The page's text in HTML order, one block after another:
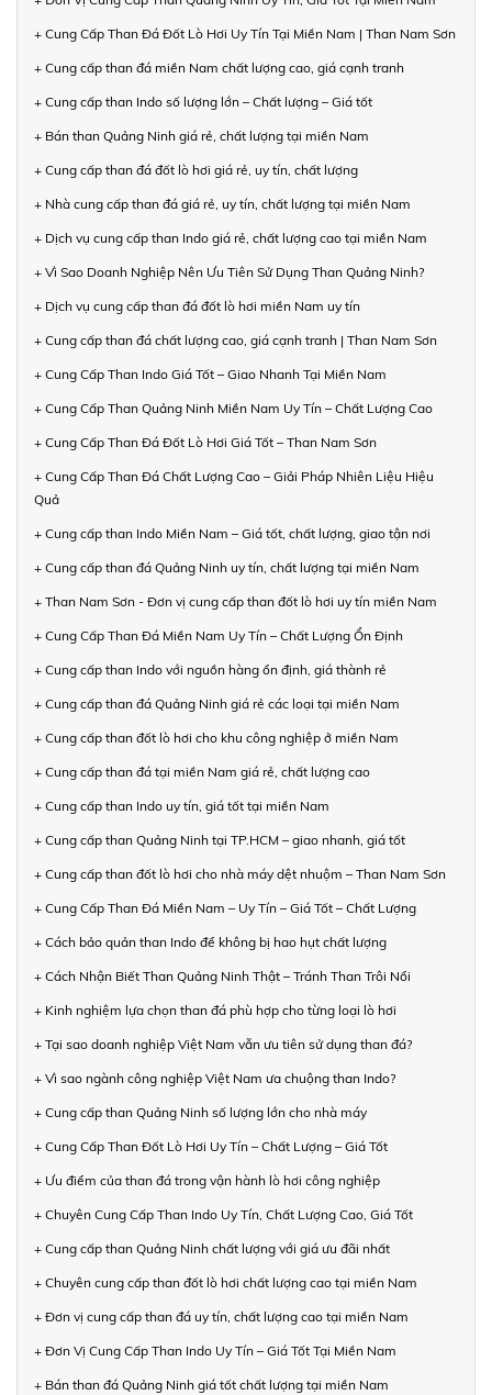
+ Cung Cấp Than Đá Đốt Lò Hơi Uy Tín Tại Miền Nam | Than Nam Sơn
+ Cung cấp than đá miền Nam chất lượng cao, giá cạnh tranh
+ Cung cấp than Indo số lượng lớn – Chất lượng – Giá tốt
+ Bán than Quảng Ninh giá rẻ, chất lượng tại miền Nam
+ Cung cấp than đá đốt lò hơi giá rẻ, uy tín, chất lượng
+ Nhà cung cấp than đá giá rẻ, uy tín, chất lượng tại miền Nam
+ Dịch vụ cung cấp than Indo giá rẻ, chất lượng cao tại miền Nam
+ Vì Sao Doanh Nghiệp Nên Ưu Tiên Sử Dụng Than Quảng Ninh?
+ Dịch vụ cung cấp than đá đốt lò hơi miền Nam uy tín
+ Cung cấp than đá chất lượng cao, giá cạnh tranh | Than Nam Sơn
+ Cung Cấp Than Indo Giá Tốt – Giao Nhanh Tại Miền Nam
+ Cung Cấp Than Quảng Ninh Miền Nam Uy Tín – Chất Lượng Cao
+ Cung Cấp Than Đá Đốt Lò Hơi Giá Tốt – Than Nam Sơn
+ Cung Cấp Than Đá Chất Lượng Cao – Giải Pháp Nhiên Liệu Hiệu
Quả
+ Cung cấp than Indo Miền Nam – Giá tốt, chất lượng, giao tận nơi
+ Cung cấp than đá Quảng Ninh uy tín, chất lượng tại miền Nam
+ Than Nam Sơn - Đơn vị cung cấp than đốt lò hơi uy tín miền Nam
+ Cung Cấp Than Đá Miền Nam Uy Tín – Chất Lượng Ổn Định
+ Cung cấp than Indo với nguồn hàng ổn định, giá thành rẻ
+ Cung cấp than đá Quảng Ninh giá rẻ các loại tại miền Nam
+ Cung cấp than đốt lò hơi cho khu công nghiệp ở miền Nam
+ Cung cấp than đá tại miền Nam giá rẻ, chất lượng cao
+ Cung cấp than Indo uy tín, giá tốt tại miền Nam
+ Cung cấp than Quảng Ninh tại TP.HCM – giao nhanh, giá tốt
+ Cung cấp than đốt lò hơi cho nhà máy dệt nhuộm – Than Nam Sơn
+ Cung Cấp Than Đá Miền Nam – Uy Tín – Giá Tốt – Chất Lượng
+ Cách bảo quản than Indo để không bị hao hụt chất lượng
+ Cách Nhận Biết Than Quảng Ninh Thật – Tránh Than Trôi Nổi
+ Kinh nghiệm lựa chọn than đá phù hợp cho từng loại lò hơi
+ Tại sao doanh nghiệp Việt Nam vẫn ưu tiên sử dụng than đá?
+ Vì sao ngành công nghiệp Việt Nam ưa chuộng than Indo?
+ Cung cấp than Quảng Ninh số lượng lớn cho nhà máy
+ Cung Cấp Than Đốt Lò Hơi Uy Tín – Chất Lượng – Giá Tốt
+ Ưu điểm của than đá trong vận hành lò hơi công nghiệp
+ Chuyên Cung Cấp Than Indo Uy Tín, Chất Lượng Cao, Giá Tốt
+ Cung cấp than Quảng Ninh chất lượng với giá ưu đãi nhất
+ Chuyên cung cấp than đốt lò hơi chất lượng cao tại miền Nam
+ Đơn vị cung cấp than đá uy tín, chất lượng cao tại miền Nam
+ Đơn Vị Cung Cấp Than Indo Uy Tín – Giá Tốt Tại Miền Nam
+ Bán than đá Quảng Ninh giá tốt chất lượng tại miền Nam